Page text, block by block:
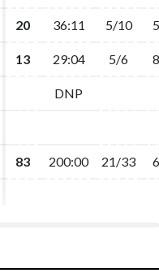
20 36:11 5/10
13 29:04 5/6
DNP
83 200:00 21/33
20 36:11 5/10
13 29:04 5/6
DNP
83 200:00 21/33